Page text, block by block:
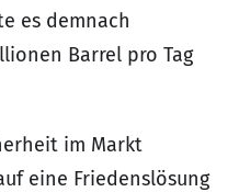
es demnach
Barrel pro Tag
im Markt
eine Friedenslösung